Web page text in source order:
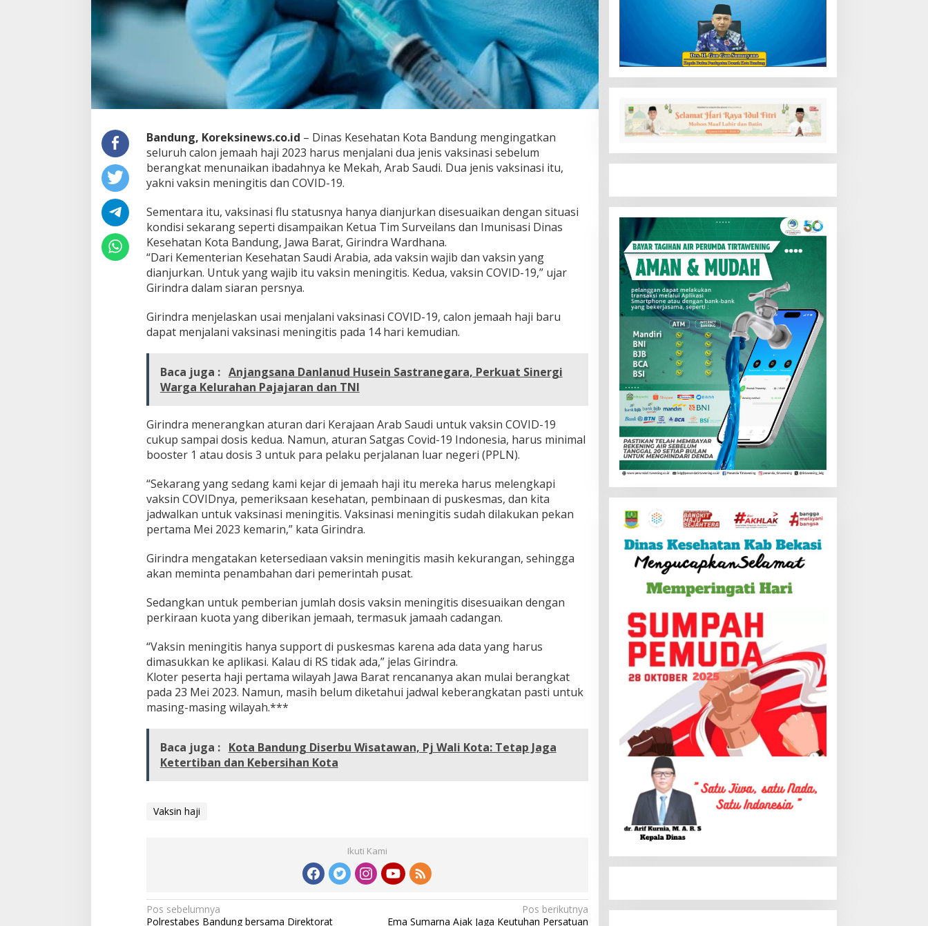
g
M
n
t
a
J
m
a
a
h
H
j
i
S
e
g
e
r
e
n
a
p
a
k
s
i
a
s
Bandung, Koreksinews.co.id – Dinas Kesehatan Kota Bandung mengingatkan
seluruh calon jemaah haji 2023 harus menjalani dua jenis vaksinasi sebelum
berangkat menunaikan ibadahnya ke Mekah, Arab Saudi. Dua jenis vaksinasi itu,
yakni vaksin meningitis dan COVID-19.
Sementara itu, vaksinasi flu statusnya hanya dianjurkan disesuaikan dengan situasi
kondisi sekarang seperti disampaikan Ketua Tim Surveilans dan Imunisasi Dinas
Kesehatan Kota Bandung, Jawa Barat, Girindra Wardhana.
“Dari Kementerian Kesehatan Saudi Arabia, ada vaksin wajib dan vaksin yang
dianjurkan. Untuk yang wajib itu vaksin meningitis. Kedua, vaksin COVID-19,” ujar
Girindra dalam siaran persnya.
Girindra menjelaskan usai menjalani vaksinasi COVID-19, calon jemaah haji baru
dapat menjalani vaksinasi meningitis pada 14 hari kemudian.
Baca juga : Anjangsana Danlanud Husein Sastranegara, Perkuat Sinergi
Warga Kelurahan Pajajaran dan TNI
Girindra menerangkan aturan dari Kerajaan Arab Saudi untuk vaksin COVID-19
cukup sampai dosis kedua. Namun, aturan Satgas Covid-19 Indonesia, harus minimal
booster 1 atau dosis 3 untuk para pelaku perjalanan luar negeri (PPLN).
“Sekarang yang sedang kami kejar di jemaah haji itu mereka harus melengkapi
vaksin COVIDnya, pemeriksaan kesehatan, pembinaan di puskesmas, dan kita
jadwalkan untuk vaksinasi meningitis. Vaksinasi meningitis sudah dilakukan pekan
pertama Mei 2023 kemarin,” kata Girindra.
Girindra mengatakan ketersediaan vaksin meningitis masih kekurangan, sehingga
akan meminta penambahan dari pemerintah pusat.
Sedangkan untuk pemberian jumlah dosis vaksin meningitis disesuaikan dengan
perkiraan kuota yang diberikan jemaah, termasuk jamaah cadangan.
“Vaksin meningitis hanya support di puskesmas karena ada data yang harus
dimasukkan ke aplikasi. Kalau di RS tidak ada,” jelas Girindra.
Kloter peserta haji pertama wilayah Jawa Barat rencananya akan mulai berangkat
pada 23 Mei 2023. Namun, masih belum diketahui jadwal keberangkatan pasti untuk
masing-masing wilayah.***
Baca juga : Kota Bandung Diserbu Wisatawan, Pj Wali Kota: Tetap Jaga
Ketertiban dan Kebersihan Kota
Vaksin haji
Ikuti Kami
N
Pos sebelumnya
Polrestabes Bandung bersama Direktorat
Pos berikutnya
Ema Sumarna Ajak Jaga Keutuhan Persatuan